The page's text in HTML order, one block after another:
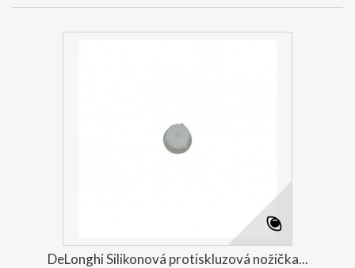
DeLonghi Silikonová protiskluzová nožička...